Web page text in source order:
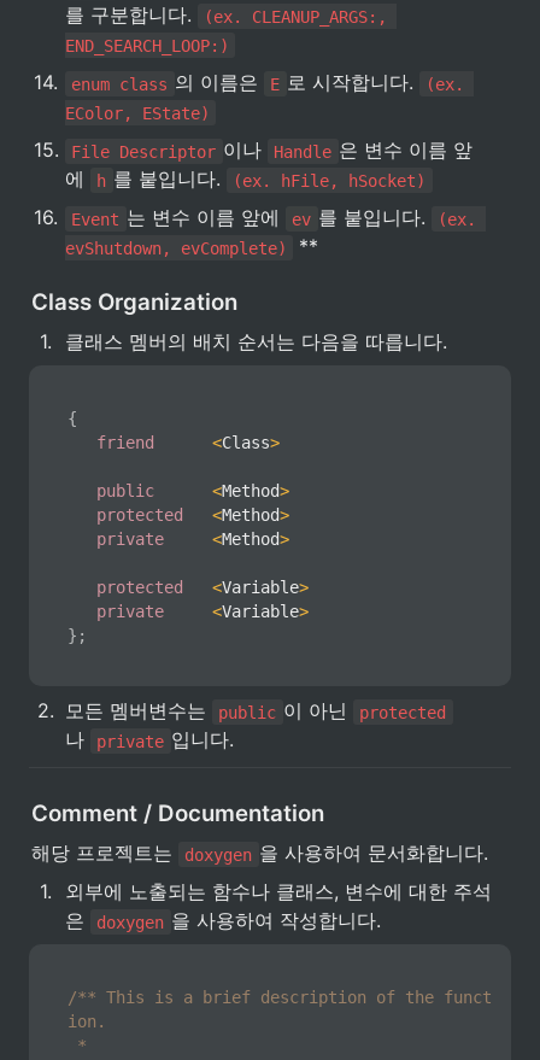
를 구분합니다.
(ex. CLEANUP_ARGS:,
END_SEARCH_LOOP:)
14. enum class 의 이름은 E 로 시작합니다.
(ex.
EColor, EState)
15. File Descriptor 이나 Handle 은 변수 이름 앞
에
h 를 붙입니다. (ex. hFile, hSocket)
16. Event 는 변수 이름 앞에 ev 를 붙입니다.
(ex.
evShutdown, evComplete)
**
Class Organization
1. 클래스 멤버의 배치 순서는 다음을 따릅니다.
{
friend
<Class>
public <Method>
protected
<Method>
private
<Method>
protected <Variable>
private
<Variable>
} ;
2. 모든 멤버변수는 public 이 아닌 protected
나 private 입니다.
Comment / Documentation
해당 프로젝트는 doxygen 을 사용하여 문서화합니다.
1.
외부에 노출되는 함수나 클래스, 변수에 대한 주석
은
doxygen 을 사용하여 작성합니다.
/** This is a brief description of the funct
ion.